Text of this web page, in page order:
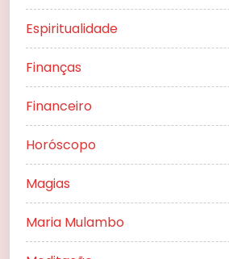
Espiritualidade
Finanças
Financeiro
Horóscopo
Magias
Maria Mulambo